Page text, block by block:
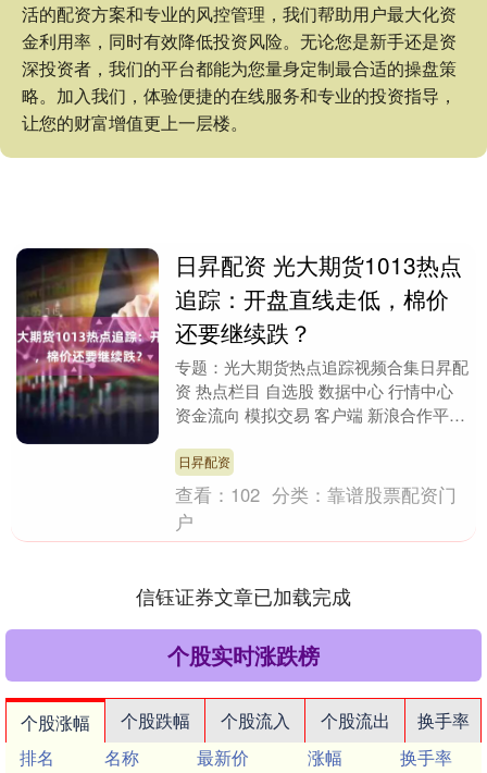
活的配资方案和专业的风控管理，我们帮助用户最大化资
金利用率，同时有效降低投资风险。无论您是新手还是资
深投资者，我们的平台都能为您量身定制最合适的操盘策
略。加入我们，体验便捷的在线服务和专业的投资指导，
让您的财富增值更上一层楼。
日昇配资 光大期货1013热点
追踪：开盘直线走低，棉价
还要继续跌？
专题：光大期货热点追踪视频合集日昇配
资 热点栏目 自选股 数据中心 行情中心
资金流向 模拟交易 客户端 新浪合作平台
讯、精....
日昇配资
查看： 102 分类：靠谱股票配资门
户
信钰证券文章已加载完成
个股实时涨跌榜
个股涨幅 个股跌幅 个股流入 个股流出
换手率
排名
名称 最新价 涨幅
换手率